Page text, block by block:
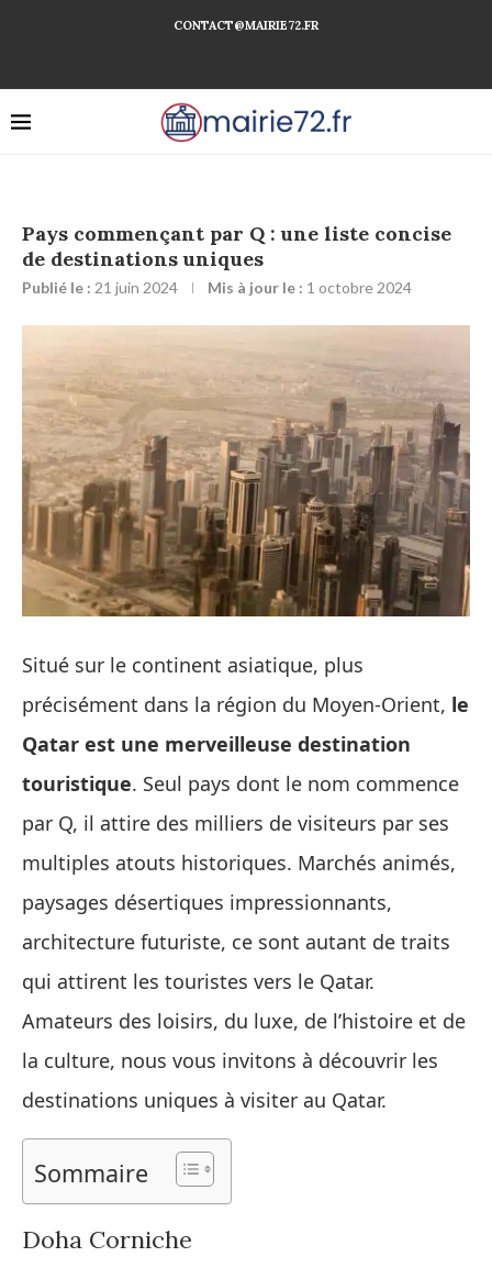
CONTACT@MAIRIE72.FR
Pays commençant par Q : une liste concise
de destinations uniques
Publié le : 21 juin 2024 Mis à jour le : 1 octobre 2024
Situé sur le continent asiatique, plus
précisément dans la région du Moyen-Orient, le
Qatar est une merveilleuse destination
touristique. Seul pays dont le nom commence
par Q, il attire des milliers de visiteurs par ses
multiples atouts historiques. Marchés animés,
paysages désertiques impressionnants,
architecture futuriste, ce sont autant de traits
qui attirent les touristes vers le Qatar.
Amateurs des loisirs, du luxe, de l’histoire et de
la culture, nous vous invitons à découvrir les
destinations uniques à visiter au Qatar.
Sommaire
Doha Corniche